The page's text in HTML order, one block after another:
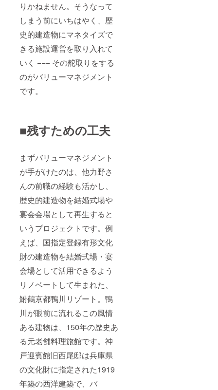
りかねません。そうなって
しまう前にいちはやく、歴
史的建造物にマネタイズで
きる施設運営を取り入れて
いく ­−−− その舵取りをする
のがバリューマネジメント
です。
■残すための工夫
まずバリューマネジメント
が手がけたのは、他力野さ
んの前職の経験も活かし、
歴史的建造物を結婚式場や
宴会会場として再生すると
いうプロジェクトです。例
えば、国指定登録有形文化
財の建造物を結婚式場・宴
会場として活用できるよう
リノベートして生まれた、
鮒鶴京都鴨川リゾート。鴨
川が眼前に流れるこの風情
ある建物は、150年の歴史あ
る元老舗料理旅館です。神
戸迎賓館旧西尾邸は兵庫県
の文化財に指定された1919
年築の西洋建築で、バ